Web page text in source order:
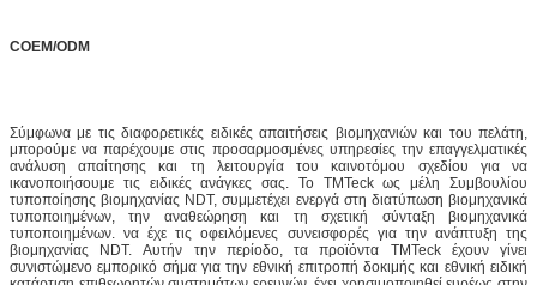
COEM/ODM
Σύμφωνα με τις διαφορετικές ειδικές απαιτήσεις βιομηχανιών και του πελάτη,
μπορούμε να παρέχουμε στις προσαρμοσμένες υπηρεσίες την επαγγελματικές
ανάλυση απαίτησης και τη λειτουργία του καινοτόμου σχεδίου για να
ικανοποιήσουμε τις ειδικές ανάγκες σας. Το TMTeck ως μέλη Συμβουλίου
τυποποίησης βιομηχανίας NDT, συμμετέχει ενεργά στη διατύπωση βιομηχανικά
τυποποιημένων, την αναθεώρηση και τη σχετική σύνταξη βιομηχανικά
τυποποιημένων. να έχε τις οφειλόμενες συνεισφορές για την ανάπτυξη της
βιομηχανίας NDT. Αυτήν την περίοδο, τα προϊόντα TMTeck έχουν γίνει
συνιστώμενο εμπορικό σήμα για την εθνική επιτροπή δοκιμής και εθνική ειδική